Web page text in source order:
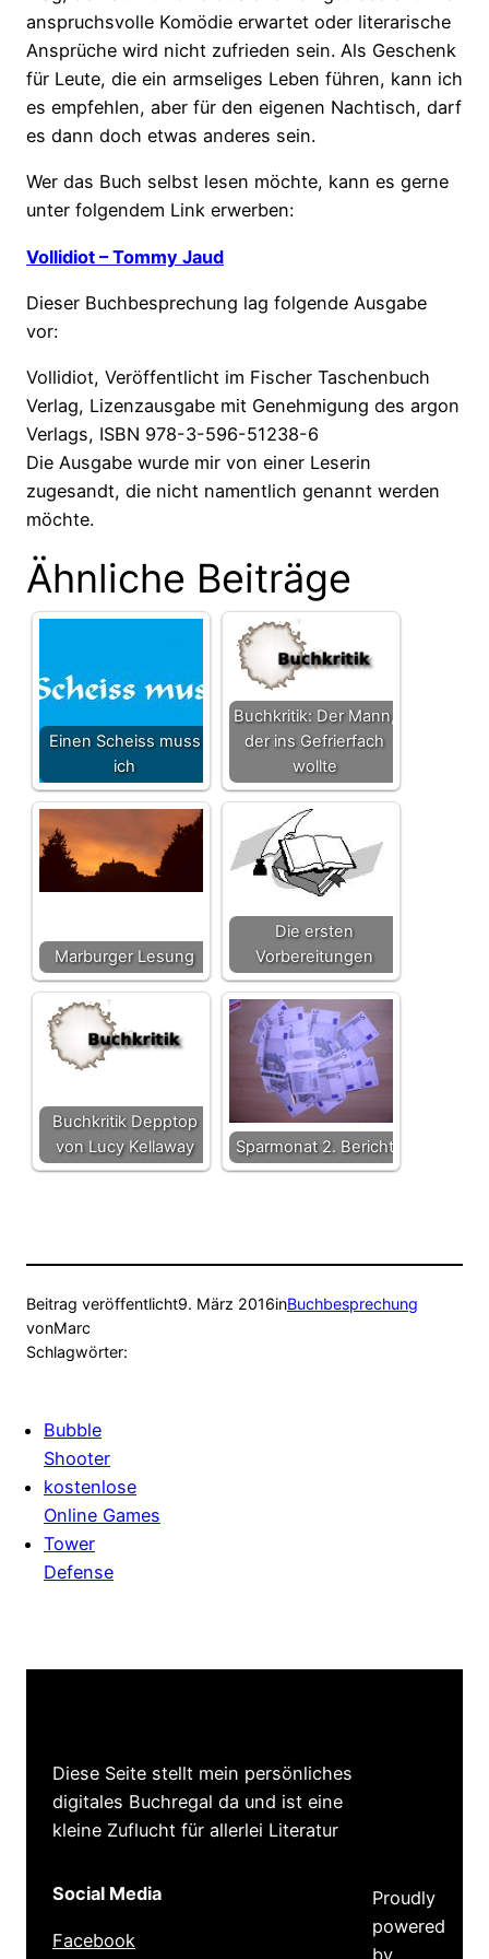
anspruchsvolle Komödie erwartet oder literarische
Ansprüche wird nicht zufrieden sein. Als Geschenk
für Leute, die ein armseliges Leben führen, kann ich
es empfehlen, aber für den eigenen Nachtisch, darf
es dann doch etwas anderes sein.
Wer das Buch selbst lesen möchte, kann es gerne
unter folgendem Link erwerben:
Vollidiot – Tommy Jaud
Dieser Buchbesprechung lag folgende Ausgabe
vor:
Vollidiot, Veröffentlicht im Fischer Taschenbuch
Verlag, Lizenzausgabe mit Genehmigung des argon
Verlags, ISBN 978-3-596-51238-6
Die Ausgabe wurde mir von einer Leserin
zugesandt, die nicht namentlich genannt werden
möchte.
Ähnliche Beiträge
Einen Scheiss muss
ich
Buchkritik: Der Mann,
der ins Gefrierfach
wollte
Marburger Lesung
Die ersten
Vorbereitungen
Buchkritik Depptop
von Lucy Kellaway
Sparmonat 2. Bericht
Beitrag veröffentlicht9. März 2016inBuchbesprechung
vonMarc
Schlagwörter:
Bubble
Shooter
kostenlose
Online Games
Tower
Defense
Diese Seite stellt mein persönliches
digitales Buchregal da und ist eine
kleine Zuflucht für allerlei Literatur
Social Media
Facebook
Proudly
powered
by